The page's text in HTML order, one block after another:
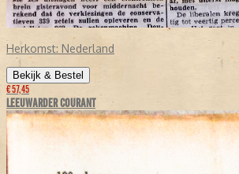
Herkomst: Nederland
Bekijk & Bestel
€ 57,45
LEEUWARDER COURANT